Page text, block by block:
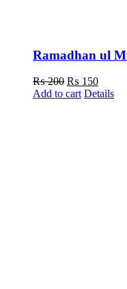
Ramadhan ul
₨200 Original
price
₨ 150Current
price
Add to cart Details